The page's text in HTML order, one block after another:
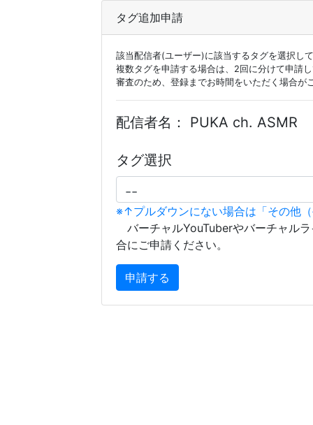
タグ追加申請
該当配信者(ユーザー)に該当するタグを選択し
複数タグを申請する場合は、2回に分けて申請
審査のため、登録までお時間をいただく場合が
配信者名： PUKA ch. ASMR
タグ選択
※↑プルダウンにない場合は「その他
バーチャルYouTuberやバーチャル
合にご申請ください。
申請する